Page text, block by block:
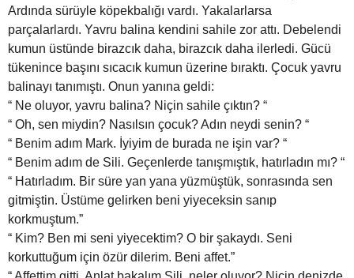
Ardında sürüyle köpekbalığı vardı. Yakalarlarsa
parçalarlardı. Yavru balina kendini sahile zor attı. Debelendi
kumun üstünde birazcık daha, birazcık daha ilerledi. Gücü
tükenince başını sıcacık kumun üzerine bıraktı. Çocuk yavru
balinayı tanımıştı. Onun yanına geldi:
“ Ne oluyor, yavru balina? Niçin sahile çıktın? “
“ Oh, sen miydin? Nasılsın çocuk? Adın neydi senin? “
“ Benim adım Mark. İyiyim de burada ne işin var? “
“ Benim adım de Sili. Geçenlerde tanışmıştık, hatırladın mı? “
“ Hatırladım. Bir süre yan yana yüzmüştük, sonrasında sen
gitmiştin. Üstüme gelirken beni yiyeceksin sanıp
korkmuştum.”
“ Kim? Ben mi seni yiyecektim? O bir şakaydı. Seni
korkuttuğum için özür dilerim. Beni affet.”